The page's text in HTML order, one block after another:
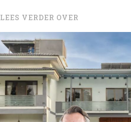
LEES VERDER OVER